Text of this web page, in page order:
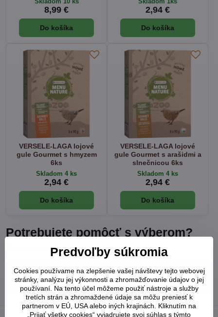
8,99 €
Do košíka
2,94 €
Do košíka
VERSELE-LAGA lojové
gule Gourmet s hmyzem
6ks
Skladom 4 ks
2,94 €
Do košíka
VERSELE-LAGA lojové
gule Gourmet s arašidmi a
slnečnicou 6ks
Skladom 4 ks
2,94 €
Do košíka
Potrebujete pomôcť s výberom?
Radi Vám poradíme:
+421 948 902 752
Predvoľby súkromia
Cookies používame na zlepšenie vašej návštevy tejto webovej
stránky, analýzu jej výkonnosti a zhromažďovanie údajov o jej
používaní. Na tento účel môžeme použiť nástroje a služby
tretích strán a zhromaždené údaje sa môžu preniesť k
partnerom v EÚ, USA alebo iných krajinách. Kliknutím na
„Prijať všetky cookies“ vyjadrujete svoj súhlas s týmto